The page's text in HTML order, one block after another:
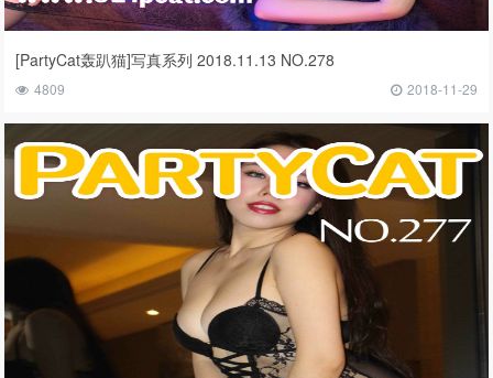
[PartyCat轰趴猫]写真系列 2018.11.13 NO.278
4809 2018-11-29